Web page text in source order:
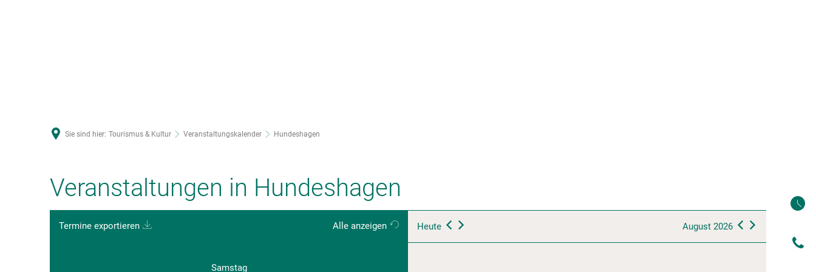
Sie sind hier: Tourismus & Kultur Veranstaltungskalender Hundeshagen
Veranstaltungen in Hundeshagen
Termine exportieren Alle anzeigen
Samstag
Heute August 2026